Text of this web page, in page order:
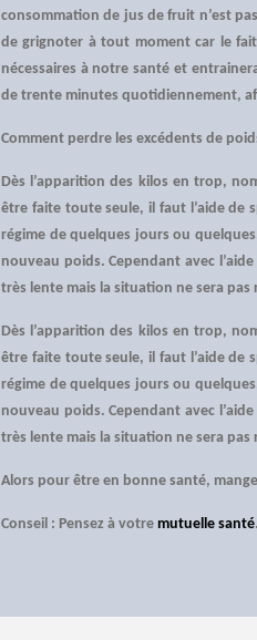
consommation de jus de fruit n’est
de grignoter à tout moment car le
nécessaires à notre santé et
de trente minutes quotidiennement,
Comment perdre les excédents de
Dès l’apparition des kilos en trop,
être faite toute seule, il faut l’aide de
régime de quelques jours ou
nouveau poids. Cependant avec
très lente mais la situation ne sera
Dès l’apparition des kilos en trop,
être faite toute seule, il faut l’aide de
régime de quelques jours ou
nouveau poids. Cependant avec
très lente mais la situation ne sera
Alors pour être en bonne santé,
Conseil : Pensez à votre mutuelle santé